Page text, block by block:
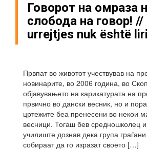
Говорот на омраза
слобода на говор! //
urrejtjes nuk është
Првпат во животот учествував на
новинарите, во 2006 година, во
објавувањето на карикатурата на
првично во дански весник, но и
цртежите беа пренесени во некои
весници. Тогаш бев средношколец
училиште дознав дека група
собираат да го изразат своето […]